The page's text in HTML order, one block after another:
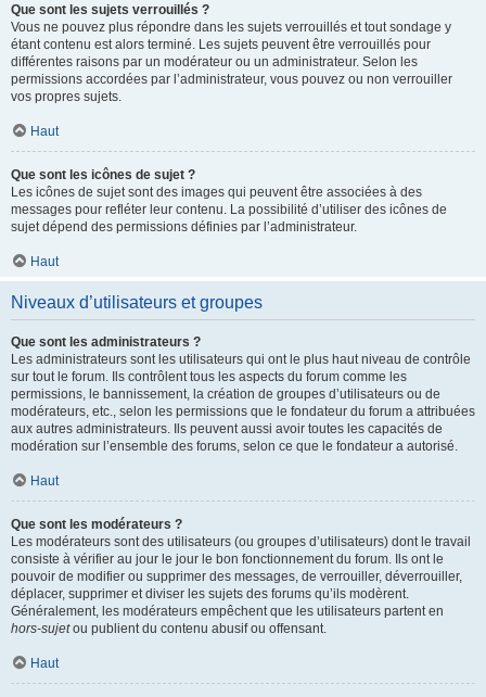
Que sont les sujets verrouillés ?
Vous ne pouvez plus répondre dans les sujets verrouillés et tout sondage y
étant contenu est alors terminé. Les sujets peuvent être verrouillés pour
différentes raisons par un modérateur ou un administrateur. Selon les
permissions accordées par l’administrateur, vous pouvez ou non verrouiller
vos propres sujets.
Haut
Que sont les icônes de sujet ?
Les icônes de sujet sont des images qui peuvent être associées à des
messages pour refléter leur contenu. La possibilité d’utiliser des icônes de
sujet dépend des permissions définies par l’administrateur.
Haut
Niveaux d’utilisateurs et groupes
Que sont les administrateurs ?
Les administrateurs sont les utilisateurs qui ont le plus haut niveau de contrôle
sur tout le forum. Ils contrôlent tous les aspects du forum comme les
permissions, le bannissement, la création de groupes d’utilisateurs ou de
modérateurs, etc., selon les permissions que le fondateur du forum a attribuées
aux autres administrateurs. Ils peuvent aussi avoir toutes les capacités de
modération sur l’ensemble des forums, selon ce que le fondateur a autorisé.
Haut
Que sont les modérateurs ?
Les modérateurs sont des utilisateurs (ou groupes d’utilisateurs) dont le travail
consiste à vérifier au jour le jour le bon fonctionnement du forum. Ils ont le
pouvoir de modifier ou supprimer des messages, de verrouiller, déverrouiller,
déplacer, supprimer et diviser les sujets des forums qu’ils modèrent.
Généralement, les modérateurs empêchent que les utilisateurs partent en
hors-sujetou publient du contenu abusif ou offensant.
Haut